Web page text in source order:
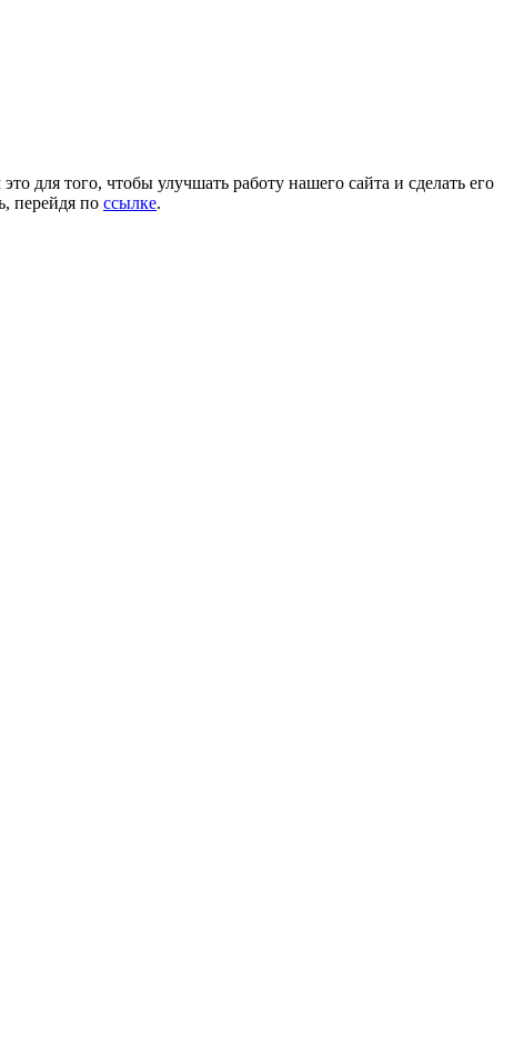
для того, чтобы улучшать работу нашего сайта и сделать его
перейдя по ссылке.